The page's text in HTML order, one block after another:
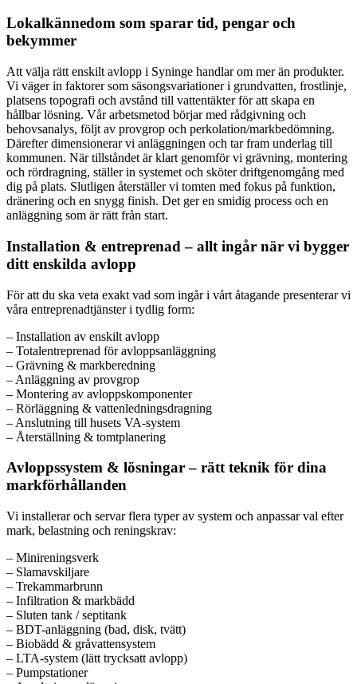
Lokalkännedom som sparar tid, pengar och
bekymmer
Att välja rätt enskilt avlopp i Syninge handlar om mer än produkter.
Vi väger in faktorer som säsongsvariationer i grundvatten, frostlinje,
platsens topografi och avstånd till vattentäkter för att skapa en
hållbar lösning. Vår arbetsmetod börjar med rådgivning och
behovsanalys, följt av provgrop och perkolation/markbedömning.
Därefter dimensionerar vi anläggningen och tar fram underlag till
kommunen. När tillståndet är klart genomför vi grävning, montering
och rördragning, ställer in systemet och sköter driftgenomgång med
dig på plats. Slutligen återställer vi tomten med fokus på funktion,
dränering och en snygg finish. Det ger en smidig process och en
anläggning som är rätt från start.
Installation & entreprenad – allt ingår när vi bygger
ditt enskilda avlopp
För att du ska veta exakt vad som ingår i vårt åtagande presenterar vi
våra entreprenadtjänster i tydlig form:
– Installation av enskilt avlopp
– Totalentreprenad för avloppsanläggning
– Grävning & markberedning
– Anläggning av provgrop
– Montering av avloppskomponenter
– Rörläggning & vattenledningsdragning
– Anslutning till husets VA-system
– Återställning & tomtplanering
Avloppssystem & lösningar – rätt teknik för dina
markförhållanden
Vi installerar och servar flera typer av system och anpassar val efter
mark, belastning och reningskrav:
– Minireningsverk
– Slamavskiljare
– Trekammarbrunn
– Infiltration & markbädd
– Sluten tank / septitank
– BDT-anläggning (bad, disk, tvätt)
– Biobädd & gråvattensystem
– LTA-system (lätt trycksatt avlopp)
– Pumpstationer